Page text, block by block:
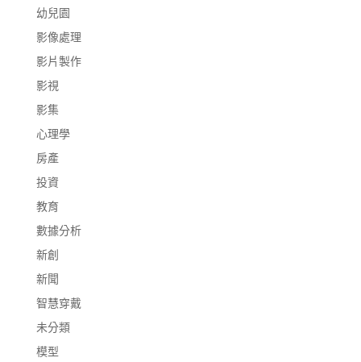
幼兒園
影像處理
影片製作
影視
影集
心理學
房產
投資
教育
數據分析
新創
新聞
智慧穿戴
未分類
模型